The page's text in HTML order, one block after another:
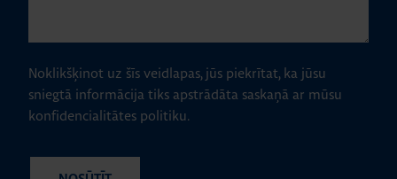
Noklikšķinot uz šīs veidlapas, jūs piekrītat, ka jūsu
sniegtā informācija tiks apstrādāta saskaņā ar mūsu
konfidencialitātes politiku.